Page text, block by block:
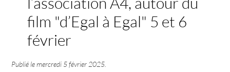
film "d’Egal à Egal" 5 et 6
février
Publié lemercredi 5 février 2025